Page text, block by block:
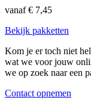
vanaf€ 7,45
Bekijk pakketten
Kom je er toch niet
wat we voor jouw
we op zoek naar een
Contact opnemen